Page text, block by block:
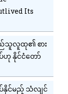
Its
သူလူထု၏ စား
ဟု နိုင်ငံတော်
ပ်နိုင်မည့် သံလျင်